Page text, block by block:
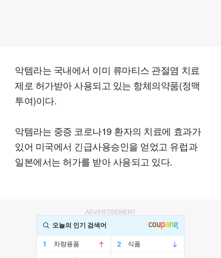
악템라는 국내에서 이미 류마티스 관절염 치료
제로 허가받아 사용되고 있는 항체의약품(정맥
투여)이다.
악템라는 중증 코로나19 환자의 치료에 효과가
있어 미국에서 긴급사용승인을 얻었고 유럽과
일본에서는 허가를 받아 사용되고 있다.
ADVERTISEMENT